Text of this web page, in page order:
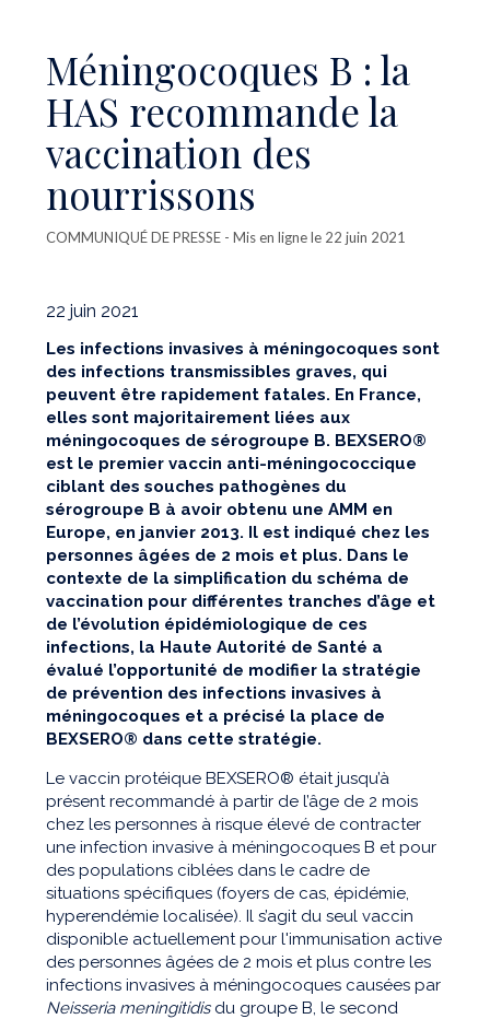
Méningocoques B : la
HAS recommande la
vaccination des
nourrissons
COMMUNIQUÉ DE PRESSE - Mis en ligne le 22 juin 2021
22 juin 2021
Les infections invasives à méningocoques sont
des infections transmissibles graves, qui
peuvent être rapidement fatales. En France,
elles sont majoritairement liées aux
méningocoques de sérogroupe B. BEXSERO®
est le premier vaccin anti-méningococcique
ciblant des souches pathogènes du
sérogroupe B à avoir obtenu une AMM en
Europe, en janvier 2013. Il est indiqué chez les
personnes âgées de 2 mois et plus. Dans le
contexte de la simplification du schéma de
vaccination pour différentes tranches d’âge et
de l’évolution épidémiologique de ces
infections, la Haute Autorité de Santé a
évalué l’opportunité de modifier la stratégie
de prévention des infections invasives à
méningocoques et a précisé la place de
BEXSERO® dans cette stratégie.
Le vaccin protéique BEXSERO® était jusqu’à
présent recommandé à partir de l’âge de 2 mois
chez les personnes à risque élevé de contracter
une infection invasive à méningocoques B et pour
des populations ciblées dans le cadre de
situations spécifiques (foyers de cas, épidémie,
hyperendémie localisée). Il s’agit du seul vaccin
disponible actuellement pour l'immunisation active
des personnes âgées de 2 mois et plus contre les
infections invasives à méningocoques causées par
Neisseria meningitidisdu groupe B, le second